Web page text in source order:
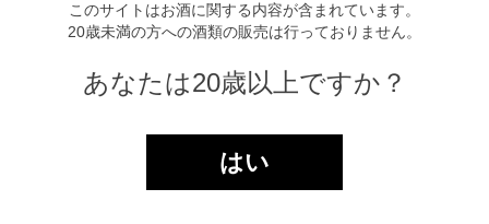
このサイトはお酒に関する内容が含まれています。
20歳未満の方への酒類の販売は行っておりません。
あなたは20歳以上ですか？
はい
〇
獲得pt
14pt
全て税込み金額表示となっております。